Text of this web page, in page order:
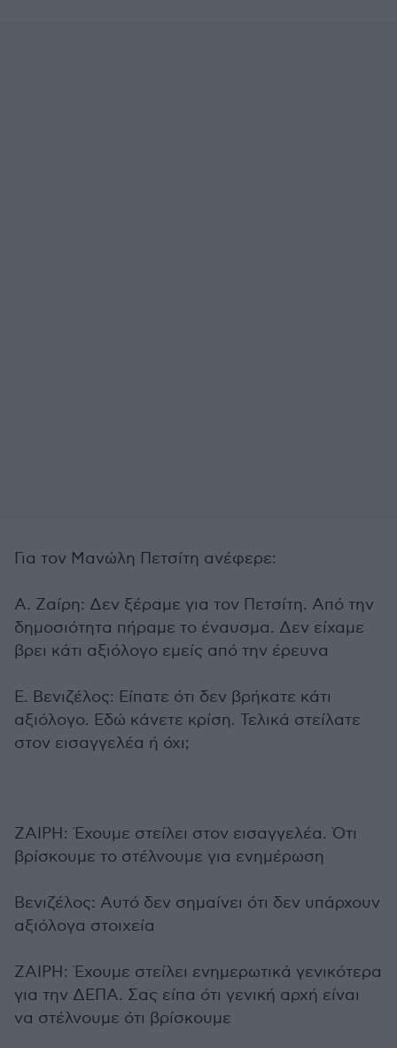
Για τον Μανώλη Πετσίτη ανέφερε:
Α. Ζαίρη: Δεν ξέραμε για τον Πετσίτη. Από την
δημοσιότητα πήραμε το έναυσμα. Δεν είχαμε
βρει κάτι αξιόλογο εμείς από την έρευνα
Ε. Βενιζέλος: Είπατε ότι δεν βρήκατε κάτι
αξιόλογο. Εδώ κάνετε κρίση. Τελικά στείλατε
στον εισαγγελέα ή όχι;
ΖΑΙΡΗ: Έχουμε στείλει στον εισαγγελέα. Ότι
βρίσκουμε το στέλνουμε για ενημέρωση
Βενιζέλος: Αυτό δεν σημαίνει ότι δεν υπάρχουν
αξιόλογα στοιχεία
ΖΑΙΡΗ: Έχουμε στείλει ενημερωτικά γενικότερα
για την ΔΕΠΑ. Σας είπα ότι γενική αρχή είναι
να στέλνουμε ότι βρίσκουμε